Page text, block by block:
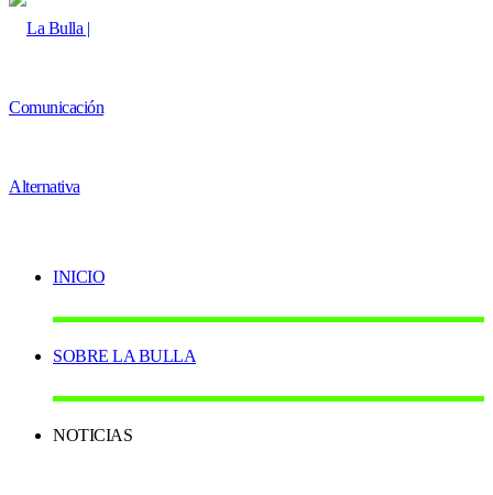
INICIO
SOBRE LA BULLA
NOTICIAS